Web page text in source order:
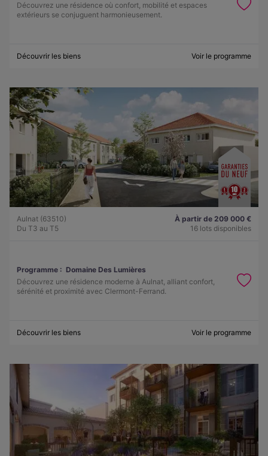
Découvrez une résidence où confort, mobilité et espaces
extérieurs se conjuguent harmonieusement.
Découvrir les biens Voir le programme
Aulnat (63510)
Du T3 au T5
À partir de 209 000 €
16 lots disponibles
Programme : Domaine Des Lumières
Découvrez une résidence moderne à Aulnat, alliant confort,
sérénité et proximité avec Clermont-Ferrand.
Découvrir les biens Voir le programme